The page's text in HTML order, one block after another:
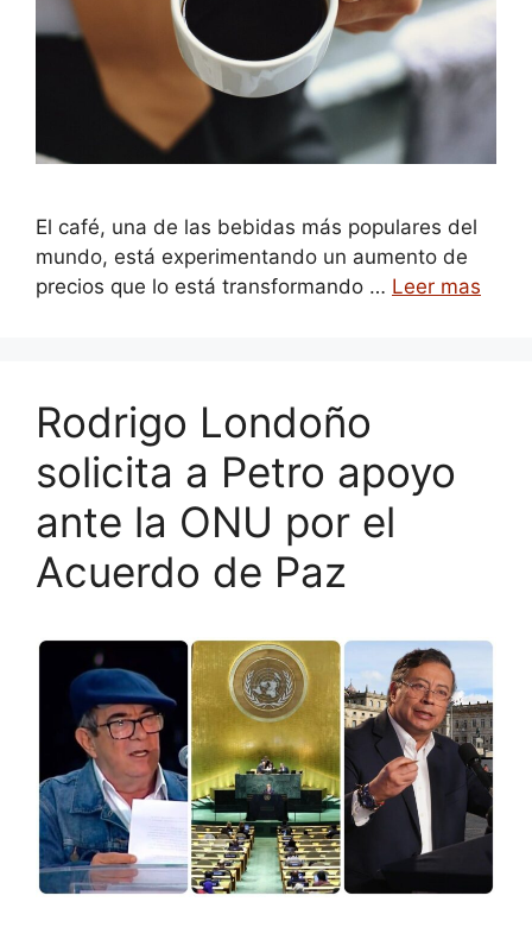
El café, una de las bebidas más populares del
mundo, está experimentando un aumento de
precios que lo está transformando … Leer mas
Rodrigo Londoño
solicita a Petro apoyo
ante la ONU por el
Acuerdo de Paz